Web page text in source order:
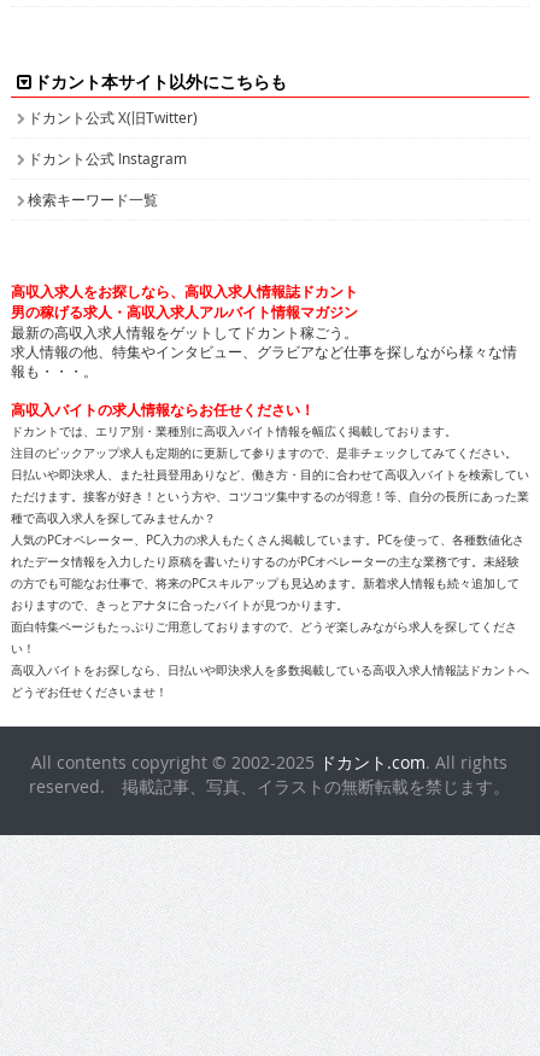
ドカント本サイト以外にこちらも
ドカント公式 X(旧Twitter)
ドカント公式 Instagram
検索キーワード一覧
高収入求人をお探しなら、高収入求人情報誌ドカント
男の稼げる求人・高収入求人アルバイト情報マガジン
最新の高収入求人情報をゲットしてドカント稼ごう。
求人情報の他、特集やインタビュー、グラビアなど仕事を探しながら様々な情
報も・・・。
高収入バイトの求人情報ならお任せください！
ドカントでは、エリア別・業種別に高収入バイト情報を幅広く掲載しております。
注目のピックアップ求人も定期的に更新して参りますので、是非チェックしてみてください。
日払いや即決求人、また社員登用ありなど、働き方・目的に合わせて高収入バイトを検索してい
ただけます。接客が好き！という方や、コツコツ集中するのが得意！等、自分の長所にあった業
種で高収入求人を探してみませんか？
人気のPCオペレーター、PC入力の求人もたくさん掲載しています。PCを使って、各種数値化さ
れたデータ情報を入力したり原稿を書いたりするのがPCオペレーターの主な業務です。未経験
の方でも可能なお仕事で、将来のPCスキルアップも見込めます。新着求人情報も続々追加して
おりますので、きっとアナタに合ったバイトが見つかります。
面白特集ページもたっぷりご用意しておりますので、どうぞ楽しみながら求人を探してくださ
い！
高収入バイトをお探しなら、日払いや即決求人を多数掲載している高収入求人情報誌ドカントへ
どうぞお任せくださいませ！
All contents copyright © 2002-2025 ドカント.com. All rights
reserved. 掲載記事、写真、イラストの無断転載を禁じます。